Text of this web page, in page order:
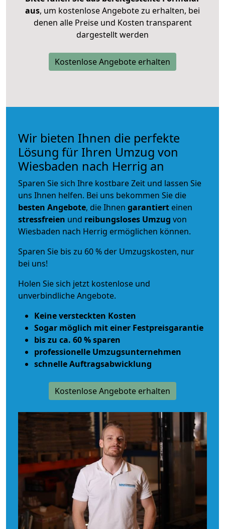
aus, um kostenlose Angebote zu erhalten, bei
denen alle Preise und Kosten transparent
dargestellt werden
Kostenlose Angebote erhalten
Wir bieten Ihnen die perfekte
Lösung für Ihren Umzug von
Wiesbaden nach Herrig an
Sparen Sie sich Ihre kostbare Zeit und lassen Sie
uns Ihnen helfen. Bei uns bekommen Sie die
besten Angebote, die Ihnen garantiert einen
stressfreien und reibungsloses Umzug von
Wiesbaden nach Herrig ermöglichen können.
Sparen Sie bis zu 60 % der Umzugskosten, nur
bei uns!
Holen Sie sich jetzt kostenlose und
unverbindliche Angebote.
Keine versteckten Kosten
Sogar möglich mit einer Festpreisgarantie
bis zu ca. 60 % sparen
professionelle Umzugsunternehmen
schnelle Auftragsabwicklung
Kostenlose Angebote erhalten